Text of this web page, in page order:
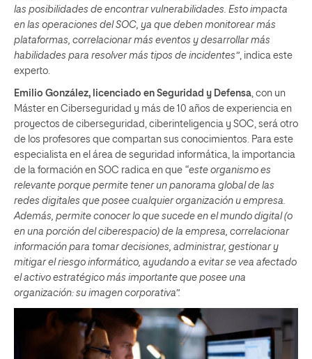
las posibilidades de encontrar vulnerabilidades. Esto impacta
en las operaciones del SOC, ya que deben monitorear más
plataformas, correlacionar más eventos y desarrollar más
habilidades para resolver más tipos de incidentes”, indica este
experto.
Emilio González, licenciado en Seguridad y Defensa, con un
Máster en Ciberseguridad y más de 10 años de experiencia en
proyectos de ciberseguridad, ciberinteligencia y SOC, será otro
de los profesores que compartan sus conocimientos. Para este
especialista en el área de seguridad informática, la importancia
de la formación en SOC radica en que “este organismo es
relevante porque permite tener un panorama global de las
redes digitales que posee cualquier organización u empresa.
Además, permite conocer lo que sucede en el mundo digital (o
en una porción del ciberespacio) de la empresa, correlacionar
información para tomar decisiones, administrar, gestionar y
mitigar el riesgo informático, ayudando a evitar se vea afectado
el activo estratégico más importante que posee una
organización: su imagen corporativa”.